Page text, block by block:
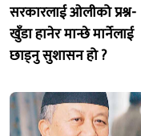
सरकारलाई ओलीको प्रश्न-
खुँडा हानेर मान्छे मार्नेलाई
छाड्नु सुशासन हो ?